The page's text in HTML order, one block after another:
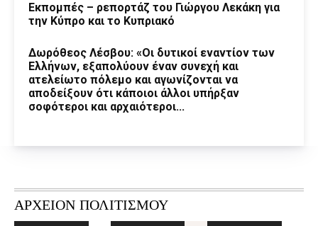
Εκπομπές – ρεπορτάζ του Γιώργου Λεκάκη για
την Κύπρο και το Κυπριακό
Δωρόθεος Λέσβου: «Οι δυτικοί εναντίον των
Ελλήνων, εξαπολύουν έναν συνεχή και
ατελείωτο πόλεμο και αγωνίζονται να
αποδείξουν ότι κάποιοι άλλοι υπήρξαν
σοφότεροι και αρχαιότεροι...
ΑΡΧΕΙΟΝ ΠΟΛΙΤΙΣΜΟΥ